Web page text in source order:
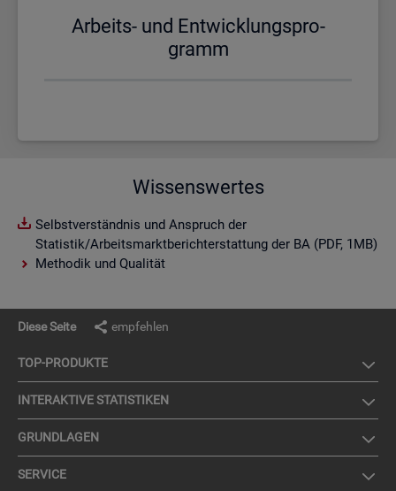
Ar­beits- und Ent­wick­lungs­pro­
gramm
Wissenswertes
Selbstverständnis und Anspruch der
Statistik/Arbeitsmarktberichterstattung der BA (PDF, 1MB)
Methodik und Qualität
Diese Seite empfehlen
TOP-PRO­DUK­TE
IN­TER­AK­TI­VE STA­TIS­TI­KEN
GRUND­LA­GEN
SER­VICE